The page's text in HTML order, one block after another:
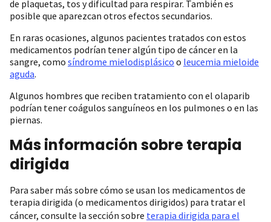
de plaquetas, tos y dificultad para respirar. También es
posible que aparezcan otros efectos secundarios.
En raras ocasiones, algunos pacientes tratados con estos
medicamentos podrían tener algún tipo de cáncer en la
sangre, como síndrome mielodisplásico o leucemia mieloide
aguda.
Algunos hombres que reciben tratamiento con el olaparib
podrían tener coágulos sanguíneos en los pulmones o en las
piernas.
Más información sobre terapia
dirigida
Para saber más sobre cómo se usan los medicamentos de
terapia dirigida (o medicamentos dirigidos) para tratar el
cáncer, consulte la sección sobre terapia dirigida para el